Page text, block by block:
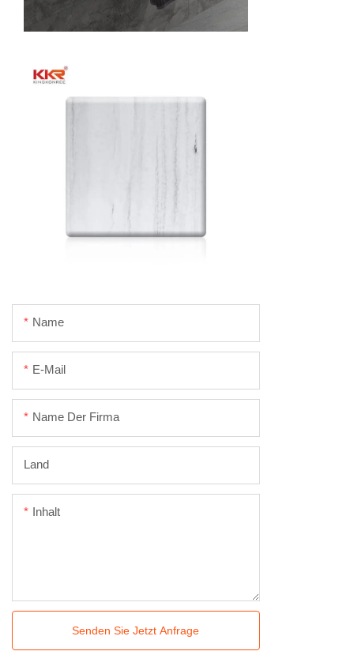
Name
E-Mail
Name Der Firma
Land
Inhalt
Senden Sie Jetzt Anfrage